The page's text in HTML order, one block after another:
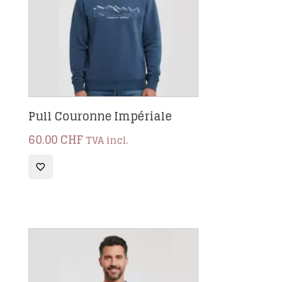
Pull Couronne Impériale
60.00CHFTVA incl.